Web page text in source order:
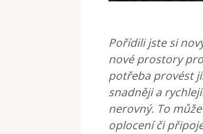
Pořídili jste si
nové prostory
potřeba provést
snadněji a
nerovný. To
oplocení či